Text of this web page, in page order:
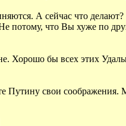
А сейчас что
потому, что Вы хуже по
Хорошо бы всех этих
свои соображения.